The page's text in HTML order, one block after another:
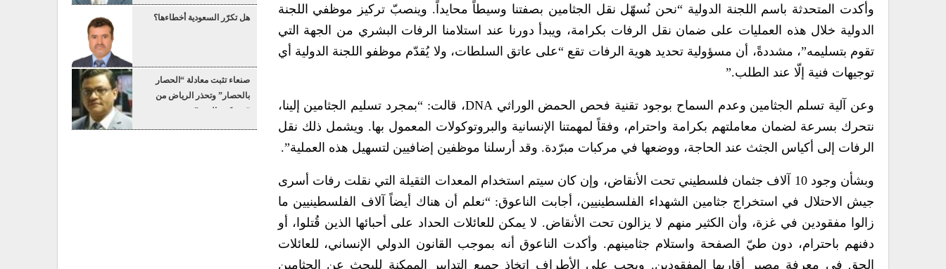
وأكدت المتحدثة باسم اللجنة الدولية “نحن نُسهّل نقل الجثامين بصفتنا وسيطاً محايداً. وينصبّ تركيز موظفي اللجنة
الدولية خلال هذه العمليات على ضمان نقل الرفات بكرامة، ويبدأ دورنا عند استلامنا الرفات البشري من الجهة التي
تقوم بتسليمه”، مشددةً، أن مسؤولية تحديد هوية الرفات تقع “على عاتق السلطات، ولا يُقدّم موظفو اللجنة الدولية أي
توجيهات فنية إلّا عند الطلب.”
وعن آلية تسلم الجثامين وعدم السماح بوجود تقنية فحص الحمض الوراثي DNA، قالت: “بمجرد تسليم الجثامين إلينا،
نتحرك بسرعة لضمان معاملتهم بكرامة واحترام، وفقاً لمهمتنا الإنسانية والبروتوكولات المعمول بها. ويشمل ذلك نقل
الرفات إلى أكياس الجثث عند الحاجة، ووضعها في مركبات مبرّدة. وقد أرسلنا موظفين إضافيين لتسهيل هذه العملية”.
وبشأن وجود 10 آلاف جثمان فلسطيني تحت الأنقاض، وإن كان سيتم استخدام المعدات الثقيلة التي نقلت رفات أسرى
جيش الاحتلال في استخراج جثامين الشهداء الفلسطينيين، أجابت الناعوق: “نعلم أن هناك أيضاً آلاف الفلسطينيين ما
زالوا مفقودين في غزة، وأن الكثير منهم لا يزالون تحت الأنقاض. لا يمكن للعائلات الحداد على أحبائها الذين قُتلوا، أو
دفنهم باحترام، دون طيّ الصفحة واستلام جثامينهم. وأكدت الناعوق أنه بموجب القانون الدولي الإنساني، للعائلات
الحق في معرفة مصير أقاربها المفقودين. ويجب على الأطراف اتخاذ جميع التدابير الممكنة للبحث عن الجثامين
هل تكرّر السعودية أخطاءها؟
صنعاء تثبت معادلة “الحصار
بالحصار” وتحذر الرياض من
“عسكرة البحر”